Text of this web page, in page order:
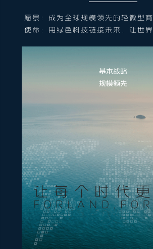
愿景：成为全球规模领先的轻微型
使命：用绿色科技链接未来，让世
基本战略
规模领先